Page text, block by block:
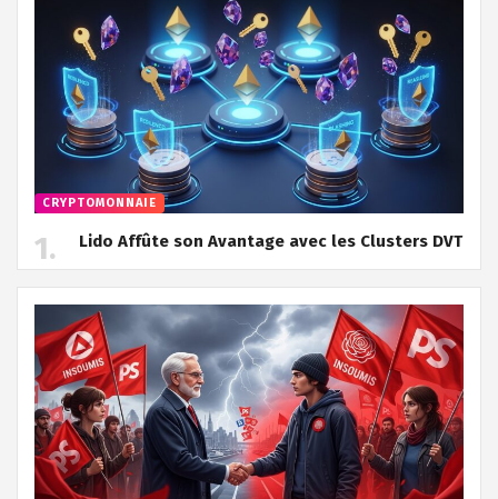
CRYPTOMONNAIE
Lido Affûte son Avantage avec les Clusters DVT